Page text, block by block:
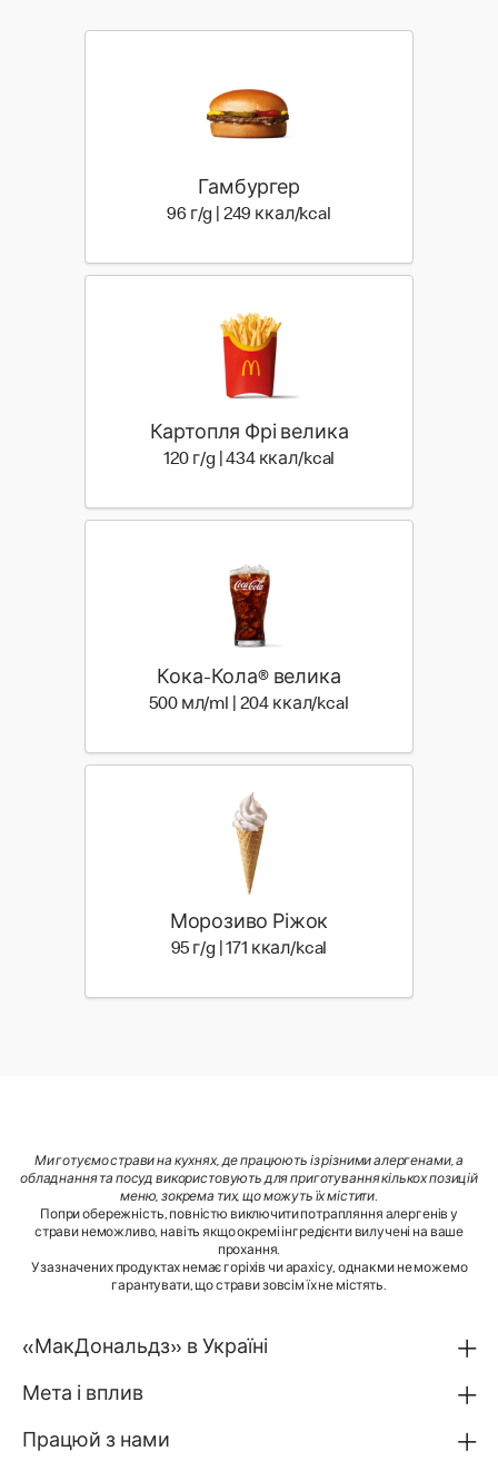
Гамбургер
96 г/g | 249 ккал/kcal
Картопля Фрі велика
120 г/g | 434 ккал/kcal
Кока-Кола® велика
500 мл/ml | 204 ккал/kcal
Морозиво Ріжок
95 г/g | 171 ккал/kcal
Ми готуємо страви на кухнях, де працюють із різними алергенами, а
обладнання та посуд використовують для приготування кількох позицій
меню, зокрема тих, що можуть їх містити.
Попри обережність, повністю виключити потрапляння алергенів у
страви неможливо, навіть якщо окремі інгредієнти вилучені на ваше
прохання.
У зазначених продуктах немає горіхів чи арахісу, однак ми не можемо
гарантувати, що страви зовсім їх не містять.
«МакДональдз» в Україні
Мета і вплив
Працюй з нами